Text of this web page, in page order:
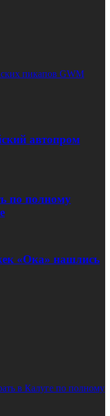
пикапов GWM
автопром
по полному
«Ока» нашлись
в Калуге по полному